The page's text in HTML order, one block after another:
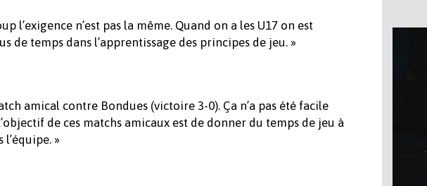
l’exigence n’est pas la même. Quand on a les U17 on est
temps dans l’apprentissage des principes de jeu. »
amical contre Bondues (victoire 3-0). Ça n’a pas été facile
de ces matchs amicaux est de donner du temps de jeu à
»